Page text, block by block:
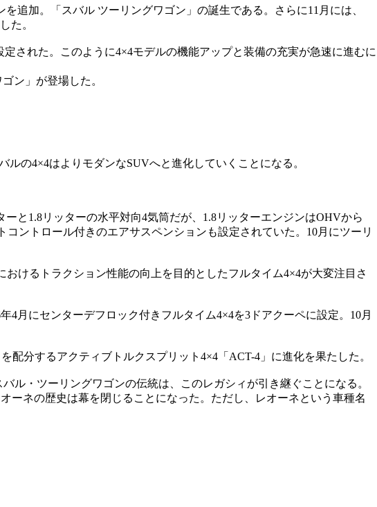
追加。「スバル ツーリングワゴン」の誕生である。さらに11月には、
た。
された。このように4×4モデルの機能アップと装備の充実が急速に進むに
ン」が登場した。
の4×4はよりモダンなSUVへと進化していくことになる。
と1.8リッターの水平対向4気筒だが、1.8リッターエンジンはOHVから
ントロール付きのエアサスペンションも設定されていた。10月にツーリ
けるトラクション性能の向上を目的としたフルタイム4×4が大変注目さ
月にセンターデフロック付きフルタイム4×4を3ドアクーペに設定。10月
分するアクティブトルクスプリット4×4「ACT-4」に進化を果たした。
ル・ツーリングワゴンの伝統は、このレガシィが引き継ぐことになる。
ーネの歴史は幕を閉じることになった。ただし、レオーネという車種名